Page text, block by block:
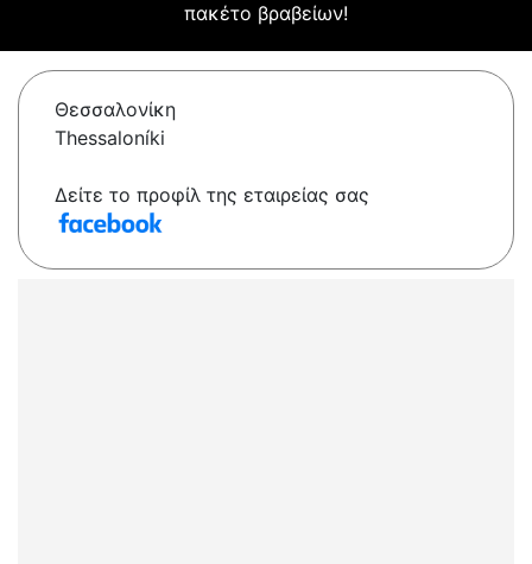
πακέτο βραβείων!
Θεσσαλονίκη
Thessaloníki
Δείτε το προφίλ της εταιρείας σας